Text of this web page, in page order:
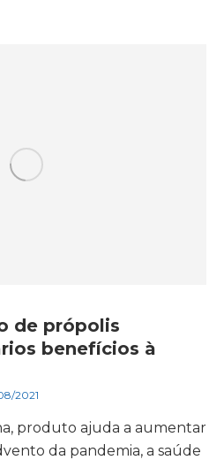
de própolis
benefícios à
2021
produto ajuda a aumentar
da pandemia, a saúde